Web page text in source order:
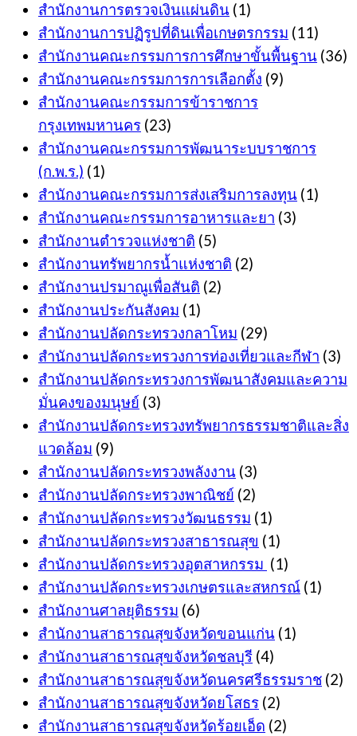
สำนักงานการตรวจเงินแผ่นดิน (1)
สำนักงานการปฏิรูปที่ดินเพื่อเกษตรกรรม (11)
สำนักงานคณะกรรมการการศึกษาขั้นพื้นฐาน (36)
สำนักงานคณะกรรมการการเลือกตั้ง (9)
สำนักงานคณะกรรมการข้าราชการ
กรุงเทพมหานคร (23)
สำนักงานคณะกรรมการพัฒนาระบบราชการ
(ก.พ.ร.) (1)
สำนักงานคณะกรรมการส่งเสริมการลงทุน (1)
สำนักงานคณะกรรมการอาหารและยา (3)
สำนักงานตำรวจแห่งชาติ (5)
สำนักงานทรัพยากรน้ำแห่งชาติ (2)
สำนักงานปรมาณูเพื่อสันติ (2)
สำนักงานประกันสังคม (1)
สำนักงานปลัดกระทรวงกลาโหม (29)
สำนักงานปลัดกระทรวงการท่องเที่ยวและกีฬา (3)
สำนักงานปลัดกระทรวงการพัฒนาสังคมและความ
มั่นคงของมนุษย์ (3)
สำนักงานปลัดกระทรวงทรัพยากรธรรมชาติและสิ่ง
แวดล้อม (9)
สำนักงานปลัดกระทรวงพลังงาน (3)
สำนักงานปลัดกระทรวงพาณิชย์ (2)
สำนักงานปลัดกระทรวงวัฒนธรรม (1)
สำนักงานปลัดกระทรวงสาธารณสุข (1)
สำนักงานปลัดกระทรวงอุตสาหกรรม (1)
สำนักงานปลัดกระทรวงเกษตรและสหกรณ์ (1)
สำนักงานศาลยุติธรรม (6)
สำนักงานสาธารณสุขจังหวัดขอนแก่น (1)
สำนักงานสาธารณสุขจังหวัดชลบุรี (4)
สำนักงานสาธารณสุขจังหวัดนครศรีธรรมราช (2)
สำนักงานสาธารณสุขจังหวัดยโสธร (2)
สำนักงานสาธารณสุขจังหวัดร้อยเอ็ด (2)